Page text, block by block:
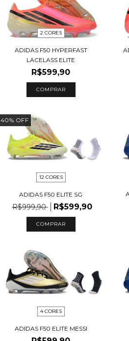
2 CORES
ADIDAS F50 HYPERFAST
LACELASS ELITE
R$599,90
COMPRAR
40% OFF
12 CORES
ADIDAS F50 ELITE SG
R$999,90 R$599,90
COMPRAR
4 CORES
ADIDAS F50 ELITE MESSI